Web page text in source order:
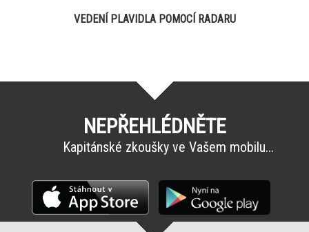
VEDENÍ PLAVIDLA POMOCÍ RADARU
NEPŘEHLÉDNĚTE
Kapitánské zkoušky ve Vašem mobilu...